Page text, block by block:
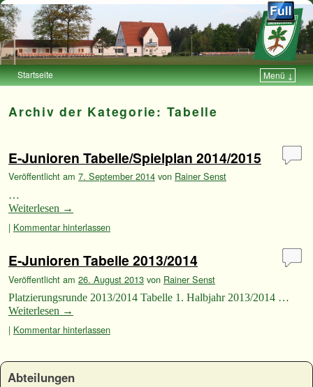
Startseite Menü ↓
Archiv der Kategorie: Tabelle
E-Junioren Tabelle/Spielplan 2014/2015
Veröffentlicht am 7. September 2014 von Rainer Senst
…
Weiterlesen →
| Kommentar hinterlassen
E-Junioren Tabelle 2013/2014
Veröffentlicht am 26. August 2013 von Rainer Senst
Platzierungsrunde 2013/2014 Tabelle 1. Halbjahr 2013/2014 …
Weiterlesen →
| Kommentar hinterlassen
Abteilungen